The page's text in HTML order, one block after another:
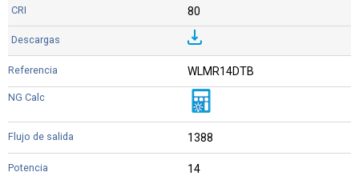
80
WLMR14DTB
1388
14